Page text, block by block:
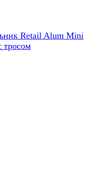
Retail Alum Mini
тросом